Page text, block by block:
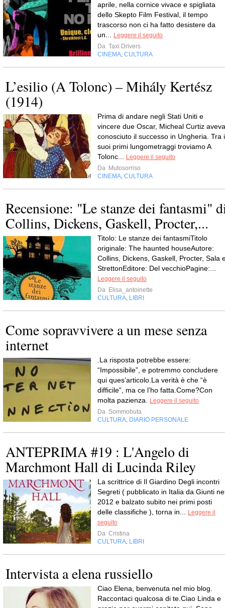
aprile, nella cornice vivace e spigliata
dello Skepto Film Festival, il tempo
trascorso non ci ha fatto desistere da
un...
Leggere il seguito
Da Taxi Drivers
CINEMA CULTURA
L’esilio (A Tolonc) – Mihály Kertész
(1914)
Prima di andare negli Stati Uniti e
vincere due Oscar, Micheal Curtiz aveva
conosciuto il successo in Ungheria. Tra i
suoi primi lungometraggi troviamo A
Tolonc...
Leggere il seguito
Da Mutosorriso
CINEMA CULTURA
Recensione: "Le stanze dei fantasmi"
Collins, Dickens, Gaskell, Procter,...
Titolo: Le stanze dei fantasmiTitolo
originale: The haunted houseAutore:
Collins, Dickens, Gaskell, Procter, Sala
StrettonEditore: Del vecchioPagine:...
Leggere il seguito
Da Elisa_antoinette
CULTURA LIBRI
Come sopravvivere a un mese senza
internet
.La risposta potrebbe essere:
“Impossibile”, e potremmo concludere
qui ques’articolo.La verità è che “è
difficile”, ma ce l’ho fatta.Come?Con
molta pazienza.
Leggere il seguito
Da Sommobuta
CULTURA DIARIO PERSONALE
ANTEPRIMA #19 : L'Angelo di
Marchmont Hall di Lucinda Riley
La scrittrice di Il Giardino Degli incontri
Segreti ( pubblicato in Italia da Giunti
2012 e balzato subito nei primi posti
delle classifiche ), torna in...
Leggere il
seguito
Da Cristina
CULTURA LIBRI
Intervista a elena russiello
Ciao Elena, benvenuta nel mio blog.
Raccontaci qualcosa di te.Ciao Linda e